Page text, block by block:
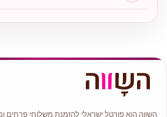
השווה הוא פורטל ישראלי להזמנת משלוחי פרחים